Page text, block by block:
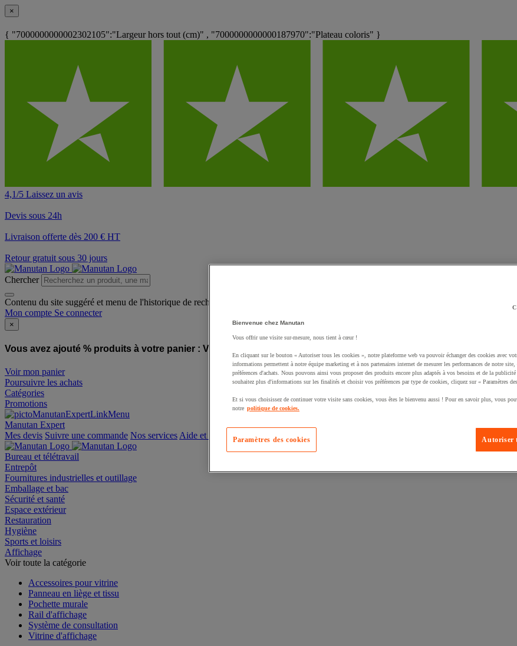
×
{ "7000000000002302105":"Largeur hors tout (cm)" , "7000000000000187970":"Plateau coloris" }
4,1/5 Laissez un avis
Devis sous 24h
Livraison offerte dès 200 € HT
Retour gratuit sous 30 jours
Chercher
Contenu du site suggéré et menu de l'historique de recherche
Mon compte Se connecter
×
Vous avez ajouté % produits à votre panier : Vous avez ajouté un produit à votre panier :
Voir mon panier
Poursuivre les achats
Catégories
Promotions
Manutan Expert
offre reconditionnée
Mes devis Suivre une commande Nos services Aide et contact
Bureau et télétravail
Entrepôt
Fournitures industrielles et outillage
Emballage et bac
Sécurité et santé
Espace extérieur
Restauration
Hygiène
Sports et loisirs
Affichage
Accessoires pour vitrine
Panneau en liège et tissu
Pochette murale
Rail d'affichage
Système de consultation
Bienvenue chez Manutan
Vous offrir une visite sur-mesure, nous tient à cœur !
En cliquant sur le bouton « Autoriser tous les cookies », notre plateforme web va pouvoir échanger des cookies avec
informations permettent à notre équipe marketing et à nos partenaires internet de mesurer les performances de notre site,
préférences d'achats. Nous pouvons ainsi vous proposer des produits encore plus adaptés à vos besoins et de la
souhaitez plus d'informations sur les finalités et choisir vos préférences par type de cookies, cliquez sur « Paramètres
Et si vous choisissez de continuer votre visite sans cookies, vous êtes le bienvenu aussi ! Pour en savoir plus, vous
notre politique de cookies.
Autoriser
Paramètres des cookies